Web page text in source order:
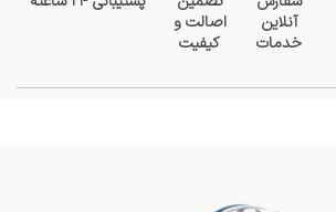
آنلاین
خدمات
اصالت و
کیفیت